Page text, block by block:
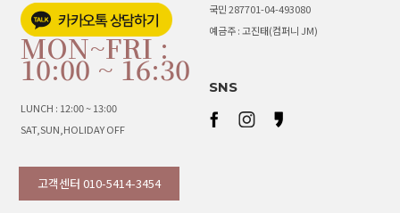
MON~FRI :
10:00 ~ 16:30
LUNCH : 12:00 ~ 13:00
SAT,SUN,HOLIDAY OFF
고객센터 010-5414-3454
국민 287701-04-493080
예금주 : 고진태(컴퍼니 JM)
SNS